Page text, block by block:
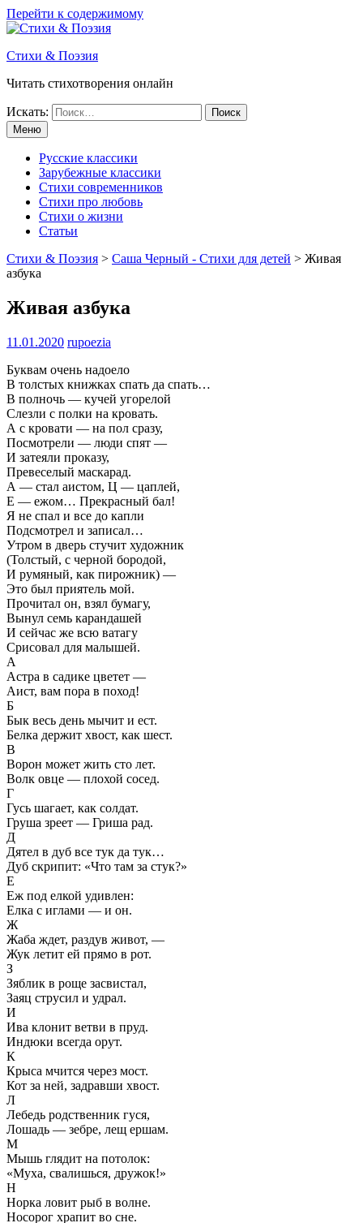
Перейти к содержимому
Стихи & Поэзия
Читать стихотворения онлайн
Искать:
Меню
Русские классики
Зарубежные классики
Стихи современников
Стихи про любовь
Стихи о жизни
Статьи
Стихи & Поэзия > Саша Черный - Стихи для детей > Живая
азбука
Живая азбука
11.01.2020 rupoezia
Буквам очень надоело
В толстых книжках спать да спать…
В полночь — кучей угорелой
Слезли с полки на кровать.
А с кровати — на пол сразу,
Посмотрели — люди спят —
И затеяли проказу,
Превеселый маскарад.
А — стал аистом, Ц — цаплей,
Е — ежом… Прекрасный бал!
Я не спал и все до капли
Подсмотрел и записал…
Утром в дверь стучит художник
(Толстый, с черной бородой,
И румяный, как пирожник) —
Это был приятель мой.
Прочитал он, взял бумагу,
Вынул семь карандашей
И сейчас же всю ватагу
Срисовал для малышей.
А
Астра в садике цветет —
Аист, вам пора в поход!
Б
Бык весь день мычит и ест.
Белка держит хвост, как шест.
В
Ворон может жить сто лет.
Волк овце — плохой сосед.
Г
Гусь шагает, как солдат.
Груша зреет — Гриша рад.
Д
Дятел в дуб все тук да тук…
Дуб скрипит: «Что там за стук?»
Е
Еж под елкой удивлен:
Елка с иглами — и он.
Ж
Жаба ждет, раздув живот, —
Жук летит ей прямо в рот.
З
Зяблик в роще засвистал,
Заяц струсил и удрал.
И
Ива клонит ветви в пруд.
Индюки всегда орут.
К
Крыса мчится через мост.
Кот за ней, задравши хвост.
Л
Лебедь родственник гуся,
Лошадь — зебре, лещ ершам.
М
Мышь глядит на потолок:
«Муха, свалишься, дружок!»
Н
Норка ловит рыб в волне.
Носорог храпит во сне.